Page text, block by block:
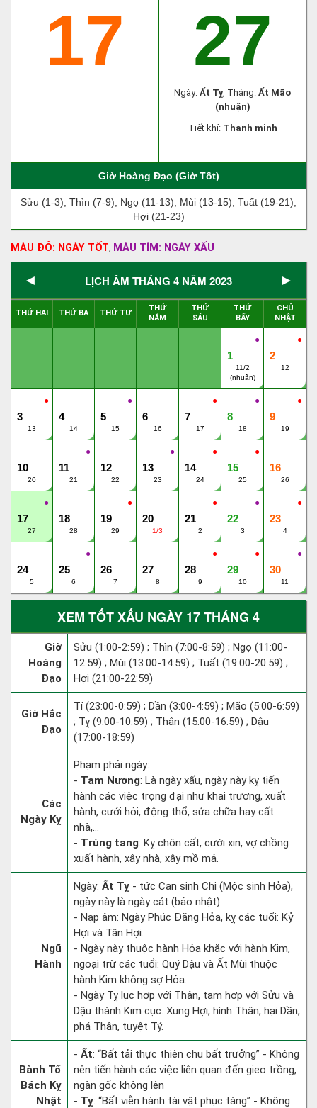
17 27
Ngày: Ất Tỵ, Tháng: Ất Mão
(nhuận)
Tiết khí: Thanh minh
Giờ Hoàng Đạo (Giờ Tốt)
Sửu (1-3), Thìn (7-9), Ngọ (11-13), Mùi (13-15), Tuất (19-21),
Hợi (21-23)
MÀU ĐỎ: NGÀY TỐT, MÀU TÍM: NGÀY XẤU
◄ LỊCH ÂM THÁNG 4 NĂM 2023 ►
THỨ HAI THỨ BA THỨ TƯ
THỨ
NĂM
THỨ
SÁU
THỨ
BẨY
CHỦ
NHẬT
●
1
11/2
(nhuận)
●
2
12
●
3
13
4
14
●
5
15
6
16
●
7
17
●
8
18
●
9
19
10
20
●
11
21
12
22
●
13
23
●
14
24
●
15
25
16
26
●
17
27
18
28
●
19
29
20
1/3
●
21
2
●
22
3
●
23
4
24
5
●
25
6
26
7
27
8
●
28
9
●
29
10
●
30
11
XEM TỐT XẤU NGÀY 17 THÁNG 4
Giờ
Hoàng
Đạo
Sửu (1:00-2:59) ; Thìn (7:00-8:59) ; Ngọ (11:00-
12:59) ; Mùi (13:00-14:59) ; Tuất (19:00-20:59) ;
Hợi (21:00-22:59)
Giờ Hắc
Đạo
Tí (23:00-0:59) ; Dần (3:00-4:59) ; Mão (5:00-6:59)
; Tỵ (9:00-10:59) ; Thân (15:00-16:59) ; Dậu
(17:00-18:59)
Các
Ngày Kỵ
Phạm phải ngày:
- Tam Nương: Là ngày xấu, ngày này kỵ tiến
hành các việc trọng đại như khai trương, xuất
hành, cưới hỏi, động thổ, sửa chữa hay cất
nhà,...
- Trùng tang: Kỵ chôn cất, cưới xin, vợ chồng
xuất hành, xây nhà, xây mồ mả.
Ngũ
Hành
Ngày: Ất Tỵ - tức Can sinh Chi (Mộc sinh Hỏa),
ngày này là ngày cát (bảo nhật).
- Nạp âm: Ngày Phúc Đăng Hỏa, kỵ các tuổi: Kỷ
Hợi và Tân Hợi.
- Ngày này thuộc hành Hỏa khắc với hành Kim,
ngoại trừ các tuổi: Quý Dậu và Ất Mùi thuộc
hành Kim không sợ Hỏa.
- Ngày Tỵ lục hợp với Thân, tam hợp với Sửu và
Dậu thành Kim cục. Xung Hợi, hình Thân, hại Dần,
phá Thân, tuyệt Tý.
Bành Tổ
Bách Kỵ
Nhật
- Ất: “Bất tải thực thiên chu bất trưởng” - Không
nên tiến hành các việc liên quan đến gieo trồng,
ngàn gốc không lên
- Tỵ: “Bất viễn hành tài vật phục tàng” - Không